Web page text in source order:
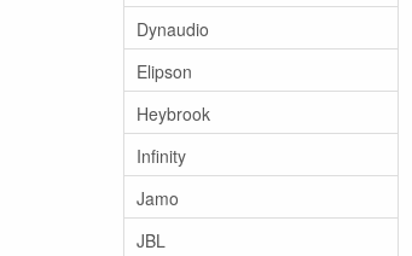
Dynaudio
Elipson
Heybrook
Infinity
Jamo
JBL